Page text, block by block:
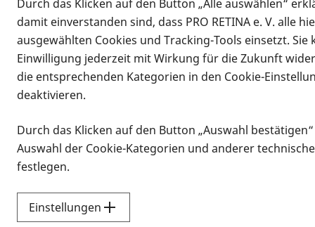
Infomaterial
Infomaterial
Vorlesen
Durch das Klicken auf den Button „Alle auswählen“
damit einverstanden sind, dass PRO RETINA e. V. alle
ausgewählten Cookies und Tracking-Tools einsetzt. Sie
Einwilligung jederzeit mit Wirkung für die Zukunft
die entsprechenden Kategorien in den Cookie-
deaktivieren.
Durch das Klicken auf den Button „Auswahl
Auswahl der Cookie-Kategorien und anderer
festlegen.
Einstellungen